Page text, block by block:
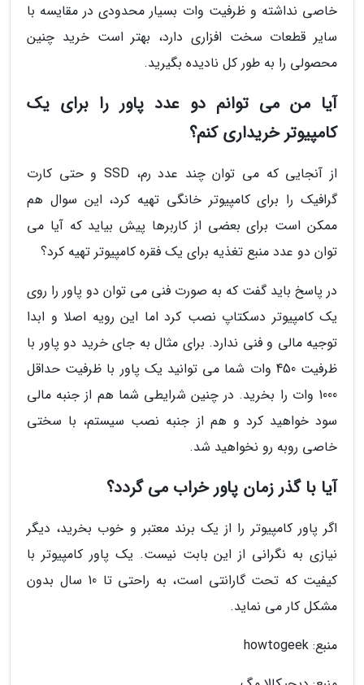
خاصی نداشته و ظرفیت وات بسیار محدودی در مقایسه با
سایر قطعات سخت افزاری دارد، بهتر است خرید چنین
محصولی را به طور کل نادیده بگیرید.
آیا من می توانم دو عدد پاور را برای یک
کامپیوتر خریداری کنم؟
از آنجایی که می توان چند عدد رم، SSD و حتی کارت
گرافیک را برای کامپیوتر خانگی تهیه کرد، این سوال هم
ممکن است برای بعضی از کاربرها پیش بیاید که آیا می
توان دو عدد منبع تغذیه برای یک فقره کامپیوتر تهیه کرد؟
در پاسخ باید گفت که به صورت فنی می توان دو پاور را روی
یک کامپیوتر دسکتاپ نصب کرد اما این رویه اصلا و ابدا
توجیه مالی و فنی ندارد. برای مثال به جای خرید دو پاور با
ظرفیت 450 وات شما می توانید یک پاور با ظرفیت حداقل
1000 وات را بخرید. در چنین شرایطی شما هم از جنبه مالی
سود خواهید کرد و هم از جنبه نصب سیستم، با سختی
خاصی روبه رو نخواهید شد.
آیا با گذر زمان پاور خراب می گردد؟
اگر پاور کامپیوتر را از یک برند معتبر و خوب بخرید، دیگر
نیازی به نگرانی از این بابت نیست. یک پاور کامپیوتر با
کیفیت که تحت گارانتی است، به راحتی تا 10 سال بدون
مشکل کار می نماید.
منبع: howtogeek